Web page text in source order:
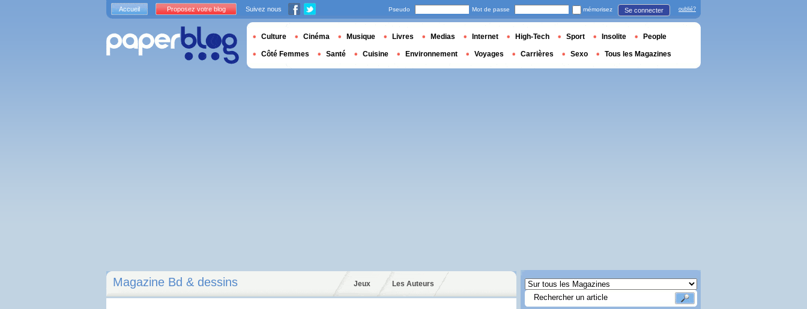
Magazine Bd & dessins Jeux Les Auteurs
Accueil Proposez votre blog Suivez nous Pseudo Mot de passe mémorisez Se connecter oublié?
Culture Cinéma Musique Livres Medias Internet High-Tech Sport Insolite People
Côté Femmes Santé Cuisine Environnement Voyages Carrières Sexo Tous les Magazines